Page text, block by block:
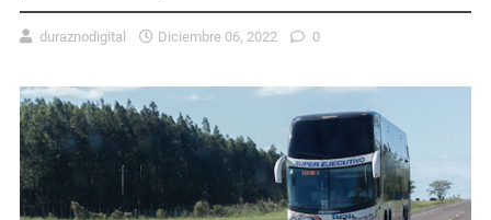
duraznodigital Diciembre 06, 2022 0